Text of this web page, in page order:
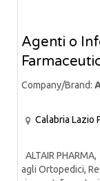
Agenti o
Company/Brand:
Calabria Lazio
ALTAIR
agli Ortopedici,